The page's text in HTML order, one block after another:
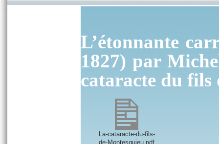
L’étonnante
1827) par
cataracte du fils
La-cataracte-du-fils-
de-Montesquieu.pdf